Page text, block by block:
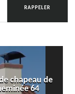
chapeau de
64